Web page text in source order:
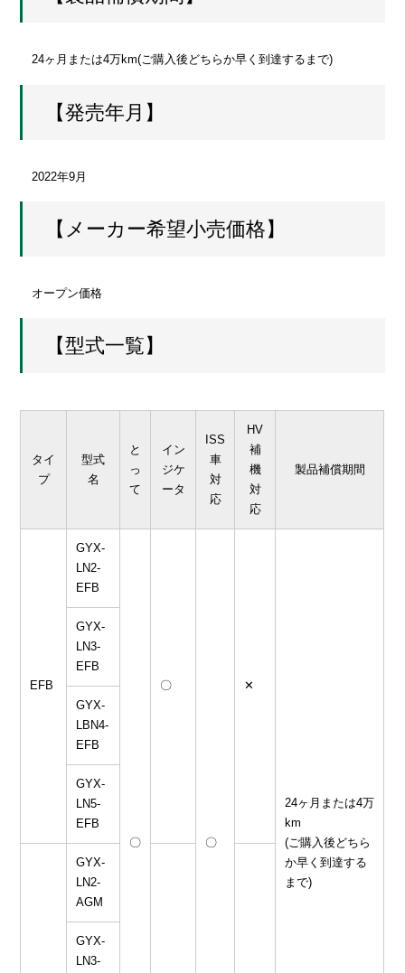
24ヶ月または4万km(ご購入後どちらか早く到達するまで)
【発売年月】
2022年9月
【メーカー希望小売価格】
オープン価格
【型式一覧】
タイ
プ
型式
名
と
っ
て
イン
ジケ
ータ
ISS
車
対
応
HV
補
機
対
応
製品補償期間
EFB
GYX-
LN2-
EFB
〇
〇
〇
✕
24ヶ月または4万
km
(ご購入後どちら
か早く到達する
まで)
GYX-
LN3-
EFB
GYX-
LBN4-
EFB
GYX-
LN5-
EFB
GYX-
LN2-
AGM
GYX-
LN3-